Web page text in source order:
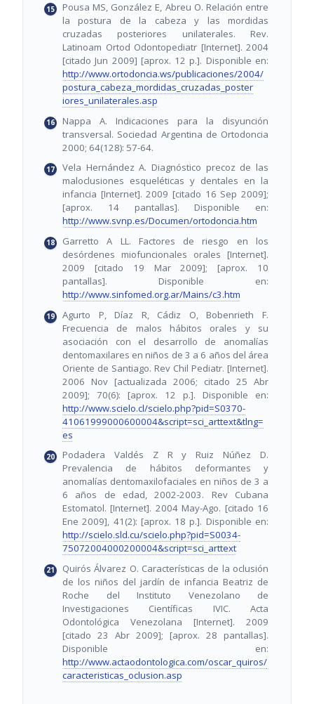
Pousa MS, González E, Abreu O. Relación entre
la postura de la cabeza y las mordidas
cruzadas posteriores unilaterales. Rev.
Latinoam Ortod Odontopediatr [Internet]. 2004
[citado Jun 2009] [aprox. 12 p.]. Disponible en:
http://www.ortodoncia.ws/publicaciones/2004/
postura_cabeza_mordidas_cruzadas_poster
iores_unilaterales.asp
Nappa A. Indicaciones para la disyunción
transversal. Sociedad Argentina de Ortodoncia
2000; 64(128): 57-64.
Vela Hernández A. Diagnóstico precoz de las
maloclusiones esqueléticas y dentales en la
infancia [Internet]. 2009 [citado 16 Sep 2009];
[aprox. 14 pantallas]. Disponible en:
http://www.svnp.es/Documen/ortodoncia.htm
Garretto A LL. Factores de riesgo en los
desórdenes miofuncionales orales [Internet].
2009 [citado 19 Mar 2009]; [aprox. 10
pantallas]. Disponible en:
http://www.sinfomed.org.ar/Mains/c3.htm
Agurto P, Díaz R, Cádiz O, Bobenrieth F.
Frecuencia de malos hábitos orales y su
asociación con el desarrollo de anomalías
dentomaxilares en niños de 3 a 6 años del área
Oriente de Santiago. Rev Chil Pediatr. [Internet].
2006 Nov [actualizada 2006; citado 25 Abr
2009]; 70(6): [aprox. 12 p.]. Disponible en:
http://www.scielo.cl/scielo.php?pid=S0370-
41061999000600004&script=sci_arttext&tlng=
es
Podadera Valdés Z R y Ruiz Núñez D.
Prevalencia de hábitos deformantes y
anomalías dentomaxilofaciales en niños de 3 a
6 años de edad, 2002-2003. Rev Cubana
Estomatol. [Internet]. 2004 May-Ago. [citado 16
Ene 2009], 41(2): [aprox. 18 p.]. Disponible en:
http://scielo.sld.cu/scielo.php?pid=S0034-
75072004000200004&script=sci_arttext
Quirós Álvarez O. Características de la oclusión
de los niños del jardín de infancia Beatriz de
Roche del Instituto Venezolano de
Investigaciones Científicas IVIC. Acta
Odontológica Venezolana [Internet]. 2009
[citado 23 Abr 2009]; [aprox. 28 pantallas].
Disponible en:
http://www.actaodontologica.com/oscar_quiros/
caracteristicas_oclusion.asp